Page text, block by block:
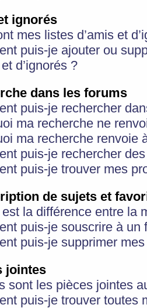
ignorés
mes listes d’amis et
puis-je ajouter ou
d’ignorés ?
dans les forums
puis-je rechercher
ma recherche ne
ma recherche renvoie
puis-je rechercher
puis-je trouver mes
de sujets et
la différence entre la
puis-je souscrire à
puis-je supprimer
jointes
sont les pièces jointes
puis-je trouver toutes